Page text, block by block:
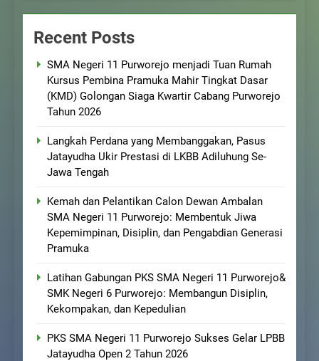
Recent Posts
SMA Negeri 11 Purworejo menjadi Tuan Rumah
Kursus Pembina Pramuka Mahir Tingkat Dasar
(KMD) Golongan Siaga Kwartir Cabang Purworejo
Tahun 2026
Langkah Perdana yang Membanggakan, Pasus
Jatayudha Ukir Prestasi di LKBB Adiluhung Se-
Jawa Tengah
Kemah dan Pelantikan Calon Dewan Ambalan
SMA Negeri 11 Purworejo: Membentuk Jiwa
Kepemimpinan, Disiplin, dan Pengabdian Generasi
Pramuka
Latihan Gabungan PKS SMA Negeri 11 Purworejo&
SMK Negeri 6 Purworejo: Membangun Disiplin,
Kekompakan, dan Kepedulian
PKS SMA Negeri 11 Purworejo Sukses Gelar LPBB
Jatayudha Open 2 Tahun 2026